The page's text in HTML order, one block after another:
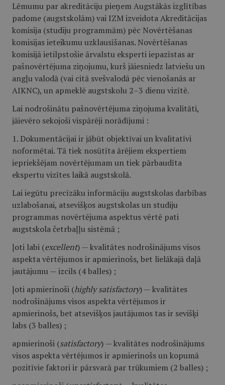
Lēmumu par akreditāciju pieņem Augstākās izglītības
padome (augstskolām) vai IZM izveidota Akreditācijas
komisija (studiju programmām) pēc Novērtēšanas
komisijas ieteikumu uzklausīšanas. Novērtēšanas
komisijā ietilpstošie ārvalstu eksperti iepazīstas ar
pašnovērtējuma ziņojumu, kurš jāiesniedz latviešu un
angļu valodā (vai citā svešvalodā pēc vienošanās ar
AIKNC), un apmeklē augstskolu 2–3 dienu vizītē.
Lai nodrošinātu pašnovērtējuma ziņojuma kvalitāti,
jāievēro sekojoši vispārēji norādījumi :
1. Dokumentācijai ir jābūt objektīvai un kvalitatīvi
noformētai. Tā tiek nosūtīta ārējiem ekspertiem
iepriekšējam novērtējumam un tiek pārbaudīta
ekspertu vizītes laikā augstskolā.
Lai iegūtu precīzāku informāciju augstskolas darbības
uzlabošanai, atsevišķos augstskolas un studiju
programmas novērtējuma aspektus vērtē pati
augstskola četrbaļļu sistēmā ;
ļoti labi (excellent) — kvalitātes nodrošinājums visos
aspekta vērtējumos ir apmierinošs, bet lielākajā daļā
jautājumu — izcils (4 balles) ;
ļoti apmierinoši (highly satisfactory) — kvalitātes
nodrošinājums visos aspekta vērtējumos ir
apmierinošs, bet atsevišķos jautājumos tas ir sevišķi
labs (3 balles) ;
apmierinoši (satisfactory) — kvalitātes nodrošinājums
visos aspekta vērtējumos ir apmierinošs un kopumā
pozitīvie faktori ir pārsvarā par trūkumiem (2 balles) ;